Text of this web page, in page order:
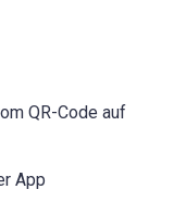
QR-Code auf
App